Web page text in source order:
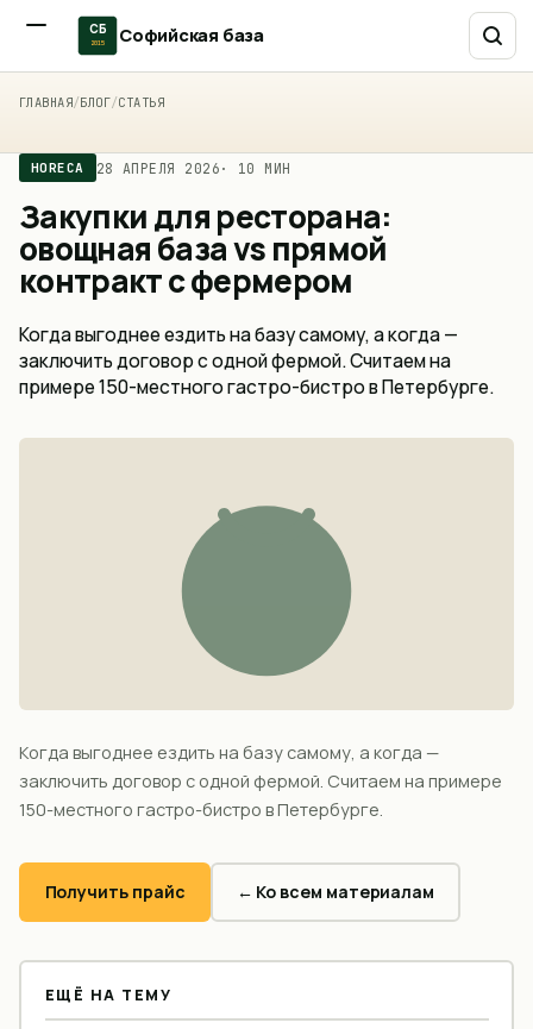
СБ
2015 Софийская база
ГЛАВНАЯ/БЛОГ/СТАТЬЯ
HORECA 28 АПРЕЛЯ 2026 · 10 МИН
Закупки для ресторана:
овощная база vs прямой
контракт с фермером
Когда выгоднее ездить на базу самому, а когда —
заключить договор с одной фермой. Считаем на
примере 150-местного гастро-бистро в Петербурге.
Когда выгоднее ездить на базу самому, а когда —
заключить договор с одной фермой. Считаем на примере
150-местного гастро-бистро в Петербурге.
Получить прайс ← Ко всем материалам
ЕЩЁ НА ТЕМУ